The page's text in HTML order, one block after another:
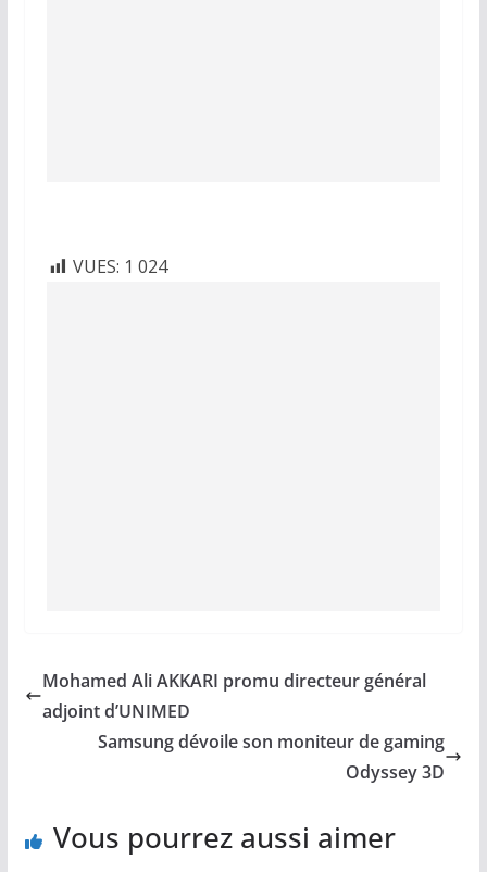
VUES: 1 024
Mohamed Ali AKKARI promu directeur général
adjoint d’UNIMED
Samsung dévoile son moniteur de gaming
Odyssey 3D
Vous pourrez aussi aimer